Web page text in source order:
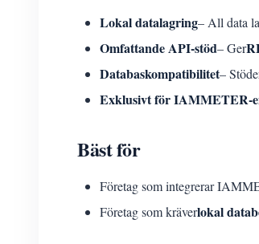
Lokal datalagring– All data
Omfattande API-stöd– Ger
Databaskompatibilitet–
Exklusivt för IAMMETER-
Bäst för
Företag som integrerar
Företag som kräverlokal